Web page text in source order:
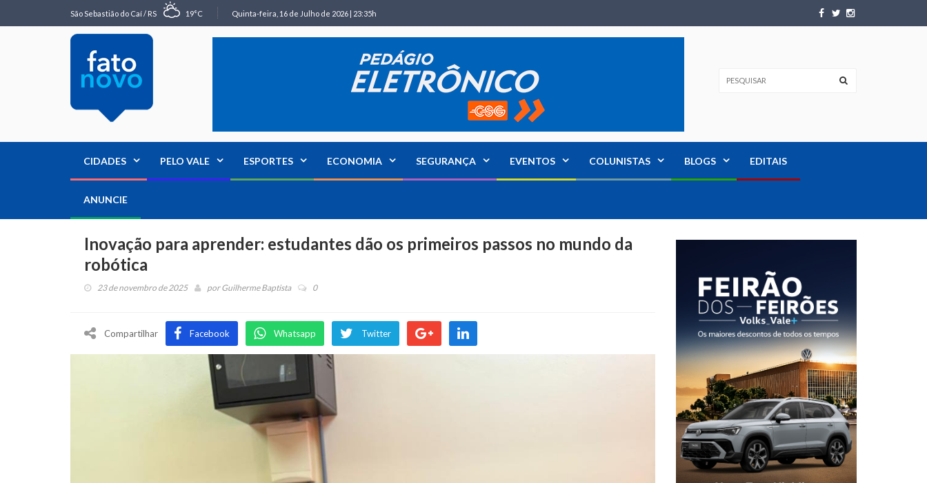
São Sebastião do Caí / RS 19°C Quinta-feira, 16 de Julho de 2026 | 23:35h
CIDADES PELO VALE ESPORTES ECONOMIA SEGURANÇA EVENTOS COLUNISTAS BLOGS EDITAIS
ANUNCIE
Inovação para aprender: estudantes dão os primeiros passos no mundo da
robótica
23 de novembro de 2025 porGuilherme Baptista 0
Compartilhar Facebook Whatsapp Twitter